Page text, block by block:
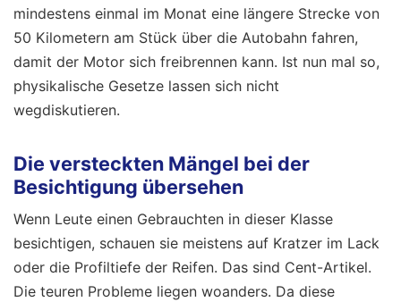
mindestens einmal im Monat eine längere Strecke von
50 Kilometern am Stück über die Autobahn fahren,
damit der Motor sich freibrennen kann. Ist nun mal so,
physikalische Gesetze lassen sich nicht
wegdiskutieren.
Die versteckten Mängel bei der
Besichtigung übersehen
Wenn Leute einen Gebrauchten in dieser Klasse
besichtigen, schauen sie meistens auf Kratzer im Lack
oder die Profiltiefe der Reifen. Das sind Cent-Artikel.
Die teuren Probleme liegen woanders. Da diese